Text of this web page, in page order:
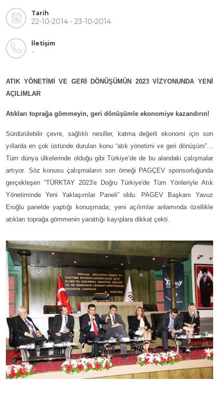
Tarih
22-10-2014 - 23-10-2014
İletişim
-
ATIK YÖNETİMİ VE GERİ DÖNÜŞÜMÜN 2023 VİZYONUNDA YENİ
AÇILIMLAR
Atıkları toprağa gömmeyin, geri dönüşümle ekonomiye kazandırın!
Sürdürülebilir çevre, sağlıklı nesiller, katma değerli ekonomi için son
yıllarda en çok üstünde durulan konu “atık yönetimi ve geri dönüşüm”…
Tüm dünya ülkelerinde olduğu gibi Türkiye’de de bu alandaki çalışmalar
artıyor. Söz konusu çalışmaların son örneği PAGÇEV sponsorluğunda
gerçekleşen “TÜRKTAY 2023'e Doğru Türkiye'de Tüm Yönleriyle Atık
Yönetiminde Yeni Yaklaşımlar Paneli” oldu. PAGEV Başkanı Yavuz
Eroğlu panelde yaptığı konuşmada; yeni açılımlar anlamında özellikle
atıkları toprağa gömmenin yarattığı kayıplara dikkat çekti.